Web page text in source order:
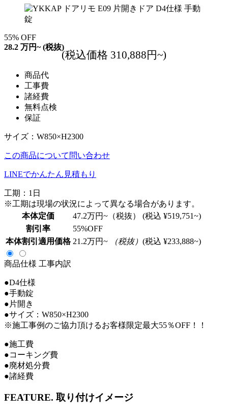
55% OFF
28.2 万円~(税抜)
(税込価格 310,888円~)
商品代
工事費
諸経費
無料点検
保証
サイズ：W850×H2300
この商品について問い合わせ
LINEでかんたん見積もり
工期：1日
※工期は現場の状況によって異なる場合があります。
本体定価
47.2万円~（税抜）
(税込 ¥519,751~)
割引率
55%OFF
本体割引適用価格 21.2万円~ （税抜） (税込 ¥233,888~)
商品仕様 工事内訳
●D4仕様
●手動錠
●片開き
●サイズ：W850×H2300
※施工事例のご協力頂けるお客様限定最大55％OFF！！
●施工費
●コーキング費
●廃材処分費
●諸経費
FEATURE. 取り付けイメージ